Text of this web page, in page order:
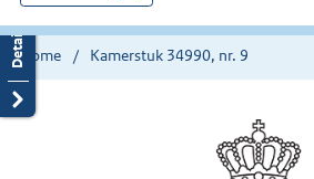
hier:
Home Kamerstuk 34990, nr. 9